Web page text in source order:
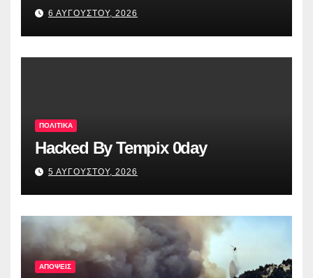
6 ΑΥΓΟΥΣΤΟΥ, 2026
ΠΟΛΙΤΙΚΑ
Hacked By Tempix 0day
5 ΑΥΓΟΥΣΤΟΥ, 2026
ΑΠΟΨΕΙΣ